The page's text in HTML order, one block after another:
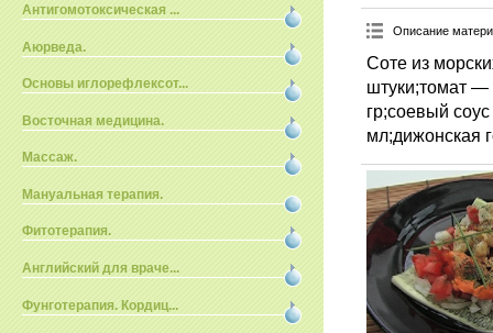
Антигомотоксическая ...
Аюрведа.
Основы иглорефлексот...
Восточная медицина.
Массаж.
Мануальная терапия.
Фитотерапия.
Английский для враче...
Фунготерапия. Кордиц...
Описание
Соте из
штуки;томат —
гр;соевый
мл;дижонская